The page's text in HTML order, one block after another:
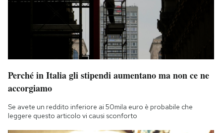
Perché in Italia gli stipendi aumentano ma non ce ne
accorgiamo
Se avete un reddito inferiore ai 50mila euro è probabile che
leggere questo articolo vi causi sconforto